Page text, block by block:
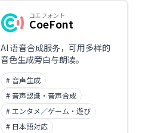
コエフォント
CoeFont
AI 语音合成服务，可用多样的
音色生成旁白与朗读。
# 音声生成
# 音声認識・音声合成
# エンタメ／ゲーム・遊び
# 日本語対応